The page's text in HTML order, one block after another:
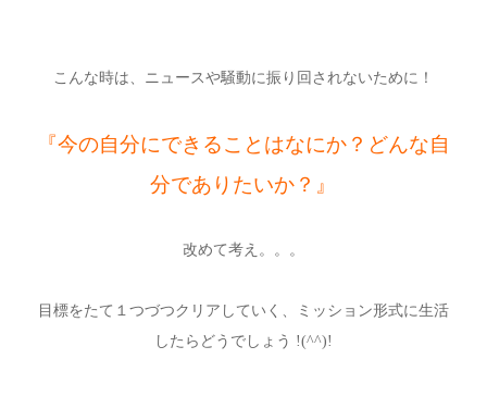
こんな時は、ニュースや騒動に振り回されないために！
『今の自分にできることはなにか？どんな自
分でありたいか？』
改めて考え。。。
目標をたて１つづつクリアしていく、ミッション形式に生活
したらどうでしょう !(^^)!